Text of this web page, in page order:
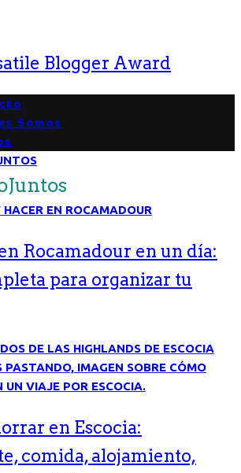
Blogger Award
Somos
Rocamadour en un día:
para organizar tu
en Escocia:
comida, alojamiento,